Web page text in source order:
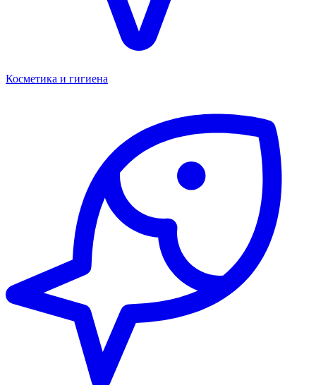
Косметика и гигиена